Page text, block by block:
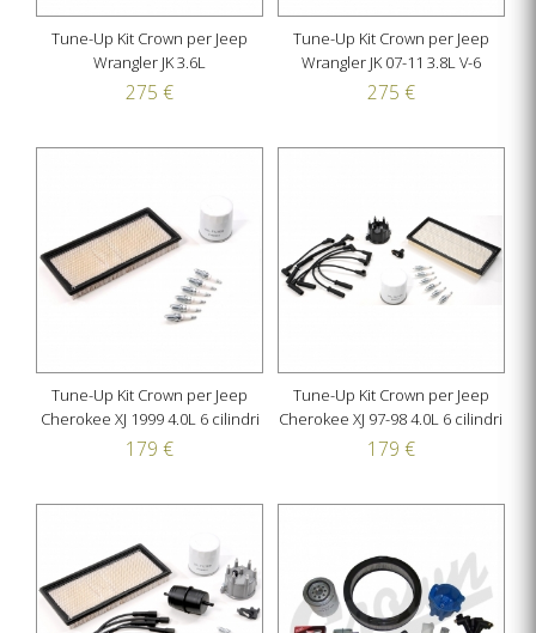
Tune-Up Kit Crown per Jeep
Wrangler JK 3.6L
275 €
Tune-Up Kit Crown per Jeep
Wrangler JK 07-11 3.8L V-6
275 €
Tune-Up Kit Crown per Jeep
Cherokee XJ 1999 4.0L 6 cilindri
179 €
Tune-Up Kit Crown per Jeep
Cherokee XJ 97-98 4.0L 6 cilindri
179 €